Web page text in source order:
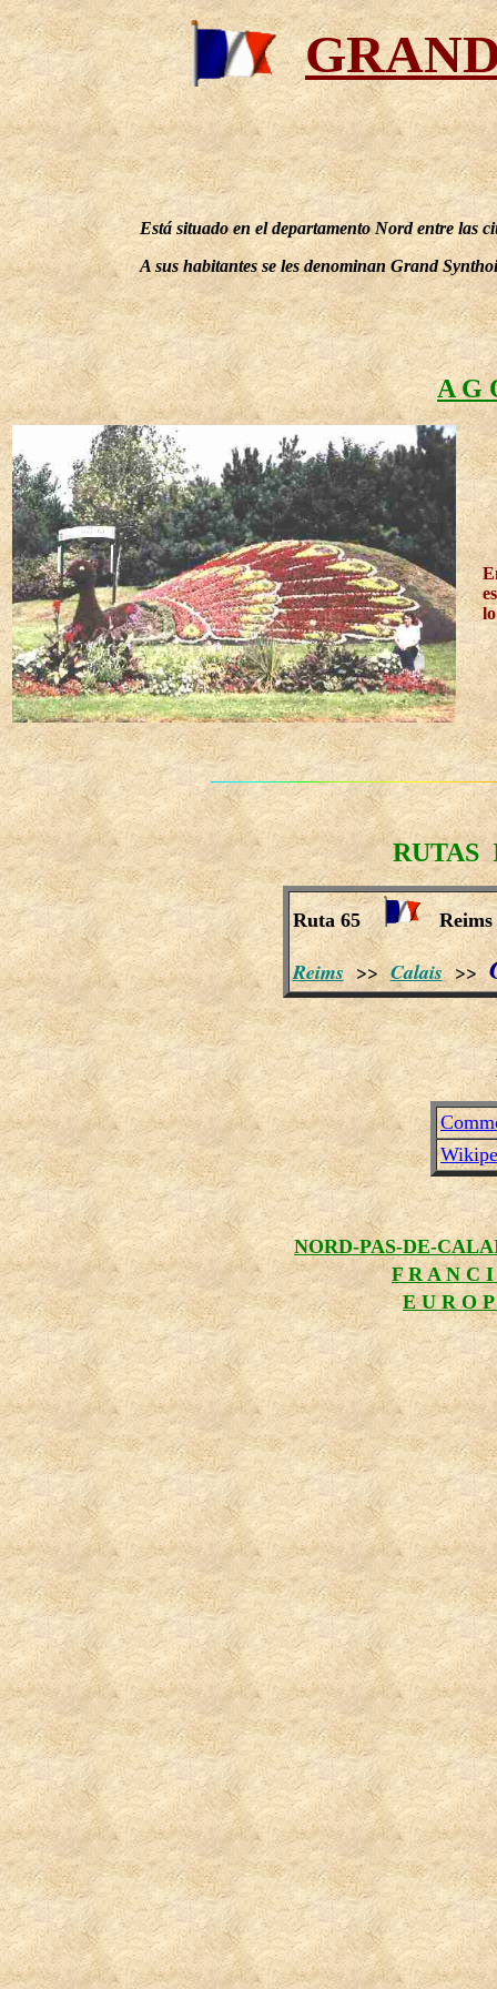
Está situado en el departamento Nord entre las
A sus habitantes se les denominan Grand
A G
RUTAS
Ruta 65
Reims >> Calais >>
NORD-PAS-DE-
F R A N C
E U R O